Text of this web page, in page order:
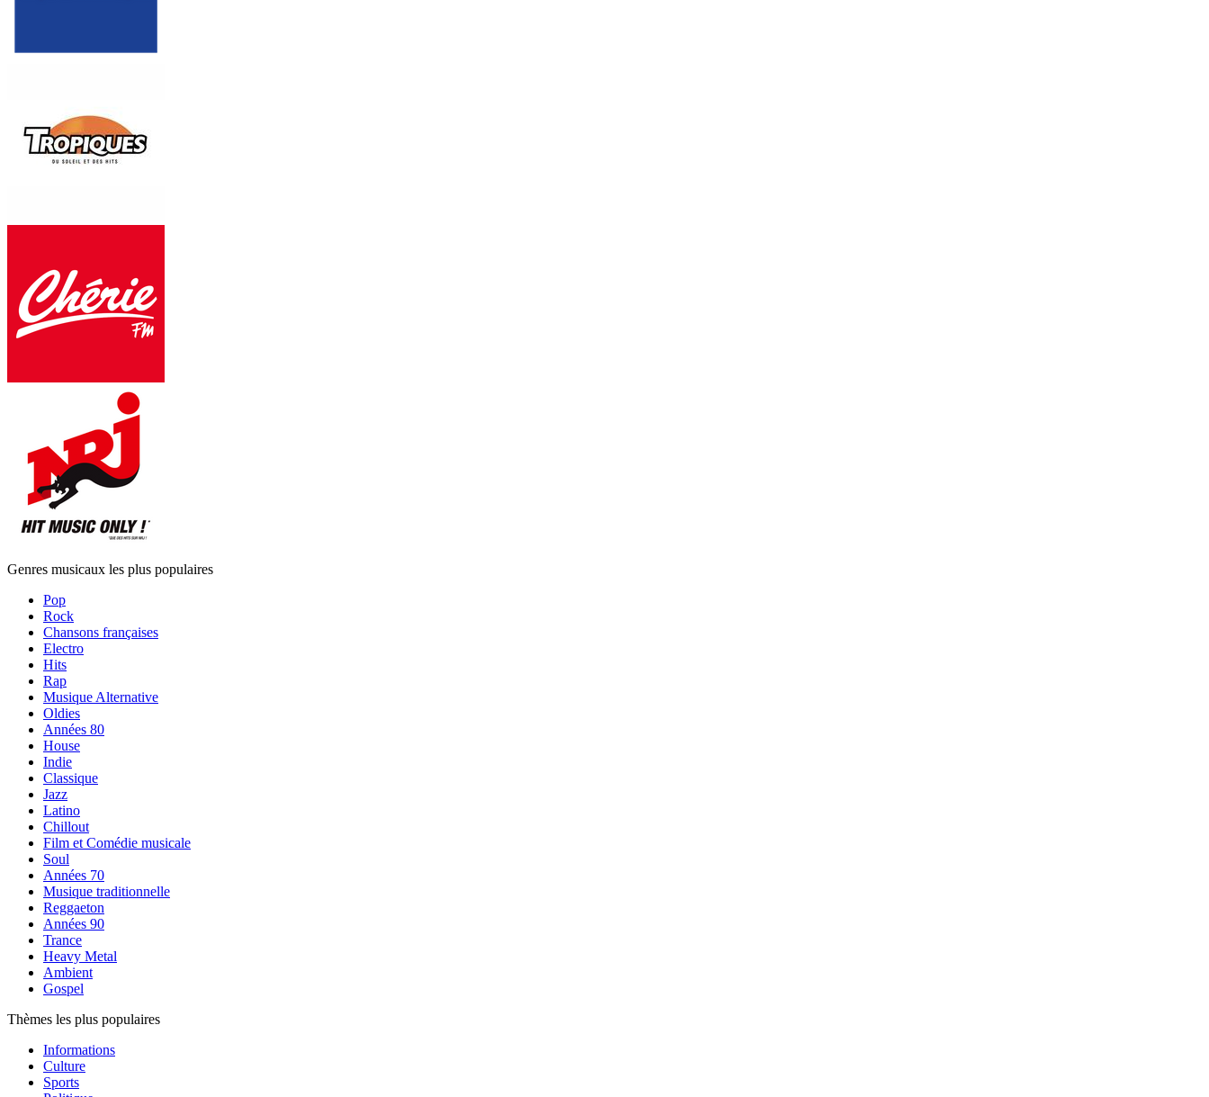
Genres musicaux les plus populaires
Pop
Rock
Chansons françaises
Electro
Hits
Rap
Musique Alternative
Oldies
Années 80
House
Indie
Classique
Jazz
Latino
Chillout
Film et Comédie musicale
Soul
Années 70
Musique traditionnelle
Reggaeton
Années 90
Trance
Heavy Metal
Ambient
Gospel
Thèmes les plus populaires
Informations
Culture
Sports